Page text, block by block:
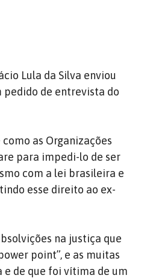
Lula da Silva enviou
pedido de entrevista do
as Organizações
para impedi-lo de ser
com a lei brasileira e
esse direito ao ex-
na justiça que
point”, e as muitas
e de que foi vítima de um